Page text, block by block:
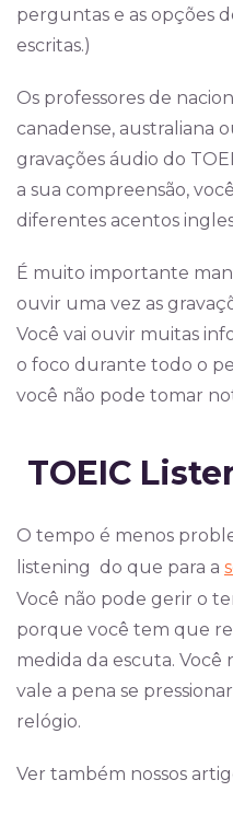
perguntas e as opções
escritas.)
Os professores de
canadense, australiana
gravações áudio do
a sua compreensão,
diferentes acentos
É muito importante
ouvir uma vez as
Você vai ouvir muitas
o foco durante todo o
você não pode tomar
TOEIC
O tempo é menos
listening do que para a
Você não pode gerir o
porque você tem que
medida da escuta. Você
vale a pena se
relógio.
Ver também nossos